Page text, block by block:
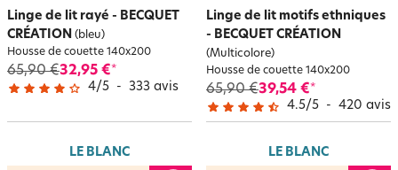
Linge de lit rayé - BECQUET
CRÉATION (bleu)
Housse de couette 140x200
65,90 €32,95 €*
4/5 - 333 avis
Linge de lit motifs ethniques
- BECQUET CRÉATION
(Multicolore)
Housse de couette 140x200
65,90 €39,54 €*
4.5/5 - 420 avis
LE BLANC LE BLANC